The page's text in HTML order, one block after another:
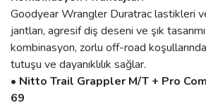
Goodyear Wrangler Duratrac lastikleri
jantları, agresif diş deseni ve şık
kombinasyon, zorlu off-road
tutuşu ve dayanıklılık sağlar.
• Nitto Trail Grappler M/T + Pro
69